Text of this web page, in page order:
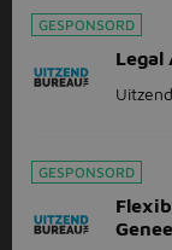
GESPONSORD
Legal
GESPONSORD